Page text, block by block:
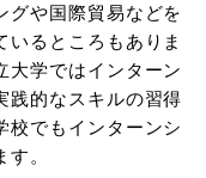
グや国際貿易などを
いるところもありま
大学ではインターン
践的なスキルの習得
校でもインターンシ
。